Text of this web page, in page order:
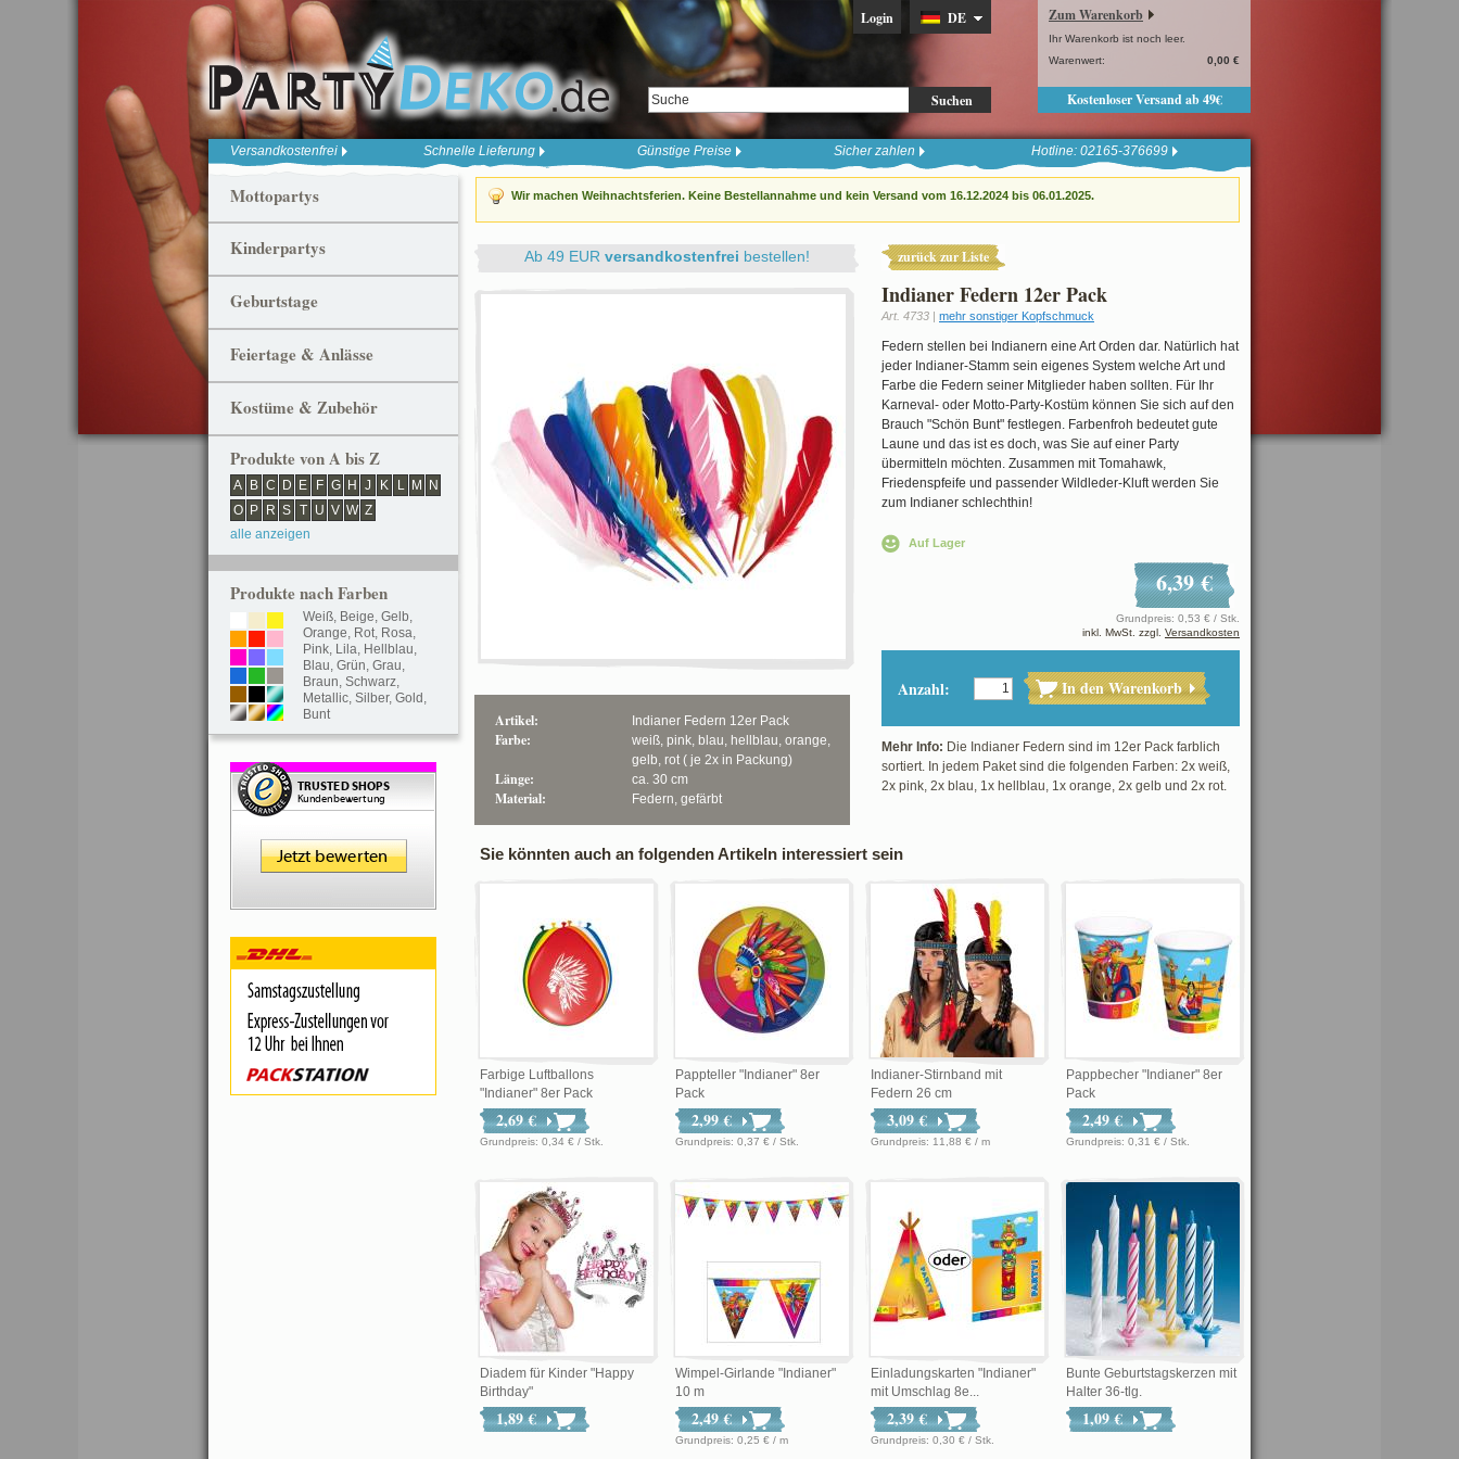
Suchen
Login DE Zum Warenkorb
Ihr Warenkorb ist noch leer.
Warenwert:
0,00 €
Kostenloser Versand ab 49€
Versandkostenfrei Schnelle Lieferung Günstige Preise Sicher zahlen Hotline: 02165-376699
Wir machen Weihnachtsferien. Keine Bestellannahme und kein Versand vom 16.12.2024 bis 06.01.2025.
zurück zur Liste
Indianer Federn 12er Pack
Art. 4733 | mehr sonstiger Kopfschmuck
Federn stellen bei Indianern eine Art Orden dar. Natürlich hat
jeder Indianer-Stamm sein eigenes System welche Art und
Farbe die Federn seiner Mitglieder haben sollten. Für Ihr
Karneval- oder Motto-Party-Kostüm können Sie sich auf den
Brauch "Schön Bunt" festlegen. Farbenfroh bedeutet gute
Laune und das ist es doch, was Sie auf einer Party
übermitteln möchten. Zusammen mit Tomahawk,
Friedenspfeife und passender Wildleder-Kluft werden Sie
zum Indianer schlechthin!
Auf Lager
6,39 €
Grundpreis: 0,53 € / Stk.
inkl. MwSt. zzgl. Versandkosten
Anzahl: In den Warenkorb
Mehr Info: Die Indianer Federn sind im 12er Pack farblich
sortiert. In jedem Paket sind die folgenden Farben: 2x weiß,
2x pink, 2x blau, 1x hellblau, 1x orange, 2x gelb und 2x rot.
Ab 49 EUR versandkostenfrei bestellen!
Artikel: Indianer Federn 12er Pack
Farbe:
weiß, pink, blau, hellblau, orange,
gelb, rot ( je 2x in Packung)
Länge: ca. 30 cm
Material: Federn, gefärbt
Sie könnten auch an folgenden Artikeln interessiert sein
Farbige Luftballons
"Indianer" 8er Pack
2,69 €
Grundpreis: 0,34 € / Stk.
Pappteller "Indianer" 8er
Pack
2,99 €
Grundpreis: 0,37 € / Stk.
Indianer-Stirnband mit
Federn 26 cm
3,09 €
Grundpreis: 11,88 € / m
Pappbecher "Indianer" 8er
Pack
2,49 €
Grundpreis: 0,31 € / Stk.
Diadem für Kinder "Happy
Birthday"
1,89 €
Wimpel-Girlande "Indianer"
10 m
2,49 €
Grundpreis: 0,25 € / m
Einladungskarten "Indianer"
mit Umschlag 8e...
2,39 €
Grundpreis: 0,30 € / Stk.
Bunte Geburtstagskerzen mit
Halter 36-tlg.
1,09 €
Mottopartys
Kinderpartys
Geburtstage
Feiertage & Anlässe
Kostüme & Zubehör
Produkte von A bis Z
A B C D E F G H J K L M
N
O
P R S T U V W Z
alle anzeigen
Produkte nach Farben
Weiß, Beige, Gelb,
Orange, Rot, Rosa,
Pink, Lila, Hellblau,
Blau, Grün, Grau,
Braun, Schwarz,
Metallic, Silber, Gold ,
Bunt